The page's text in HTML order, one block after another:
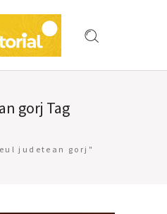
gorj Tag
judetean gorj"